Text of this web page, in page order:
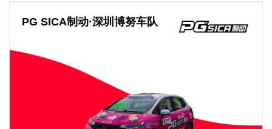
PG SICA制动·深圳博努车队